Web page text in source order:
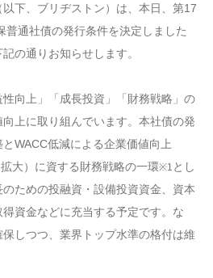
下、ブリヂストン）は、本日、第17
普通社債の発行条件を決定しました
の通りお知らせします。
向上」「成長投資」「財務戦略」の
上に取り組んでいます。本社債の発
WACC低減による企業価値向上
大）に資する財務戦略の一環※1 とし
ための投融資・設備投資資金、資本
資金などに充当する予定です。な
しつつ、業界トップ水準の格付は維